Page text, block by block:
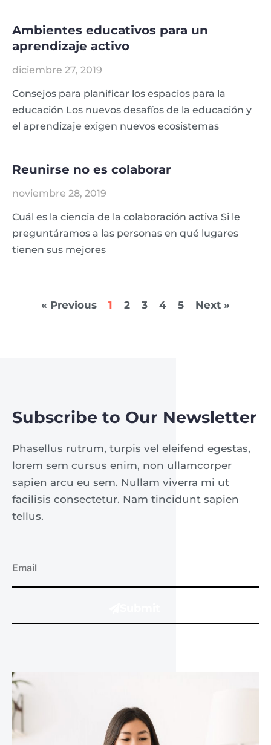
Ambientes educativos para un
aprendizaje activo
diciembre 27, 2019
Consejos para planificar los espacios para la
educación Los nuevos desafíos de la educación y
el aprendizaje exigen nuevos ecosistemas
Reunirse no es colaborar
noviembre 28, 2019
Cuál es la ciencia de la colaboración activa Si le
preguntáramos a las personas en qué lugares
tienen sus mejores
« Previous 1 2 3 4 5 Next »
Subscribe to Our Newsletter
Phasellus rutrum, turpis vel eleifend egestas,
lorem sem cursus enim, non ullamcorper
sapien arcu eu sem. Nullam viverra mi ut
facilisis consectetur. Nam tincidunt sapien
tellus.